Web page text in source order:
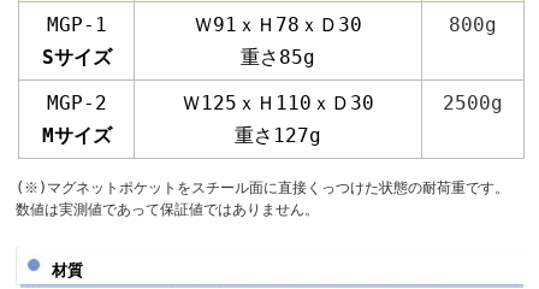
MGP-1
Sサイズ
Ｗ91ｘＨ78ｘＤ30
重さ85g
800g
MGP-2
Mサイズ
Ｗ125ｘＨ110ｘＤ30
重さ127g
2500g
(※)マグネットポケットをスチール面に直接くっつけた状態の耐荷重です。
数値は実測値であって保証値ではありません。
材質